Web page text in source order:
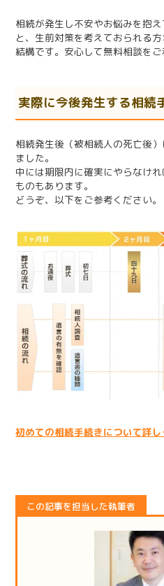
相続が発生し不安やお悩みを抱
と、生前対策を考えておられる
結構です。安心して無料相談をご
実際に今後発生する相続
相続発生後（被相続人の死亡後
ました。
中には期限内に確実にやらなけ
ものもあります。
どうぞ、以下をご参考ください。
初めての相続手続きについて詳
この記事を担当した執筆者